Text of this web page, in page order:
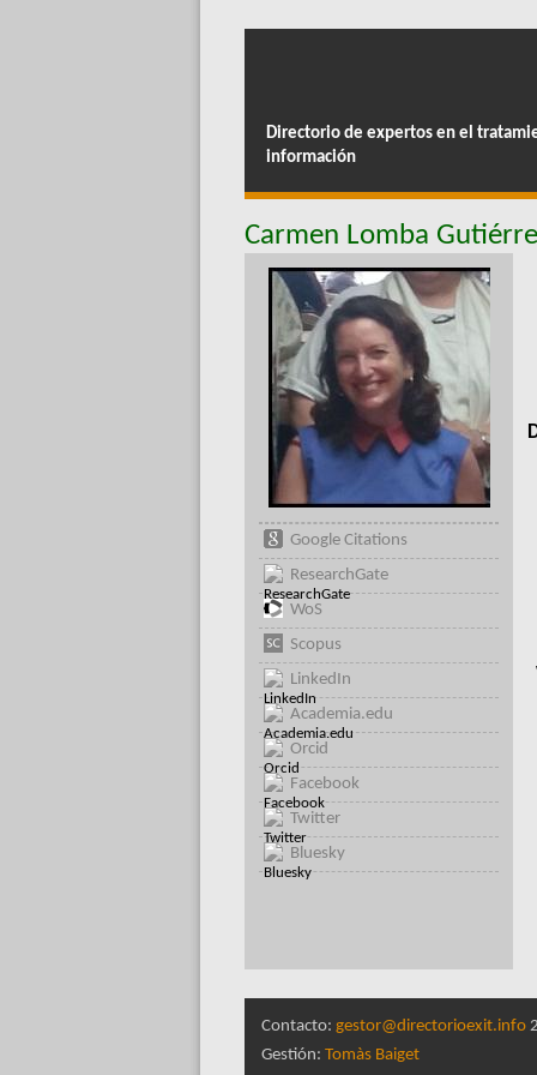
Directorio de expertos en el
información
Carmen Lomba
Google Citations
ResearchGate
WoS
Scopus
LinkedIn
Academia.edu
Orcid
Facebook
Twitter
Bluesky
Contacto: gestor@directorioexit.info
Gestión: Tomàs Baiget